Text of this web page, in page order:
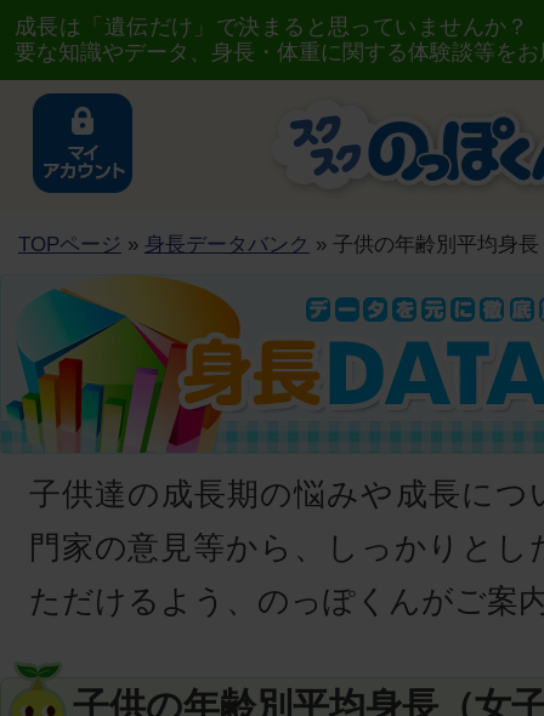
成長は「遺伝だけ」で決まると思っていませんか
要な知識やデータ、身長・体重に関する体験談等を
TOPページ » 身長データバンク » 子供の年齢別平均身
子供達の成長期の悩みや成長につ
門家の意見等から、しっかりと
ただけるよう、のっぽくんがご案
子供の年齢別平均身長（女